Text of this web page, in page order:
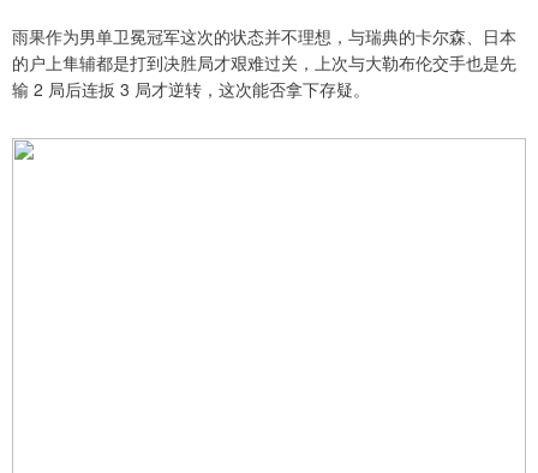
雨果作为男单卫冕冠军这次的状态并不理想，与瑞典的卡尔森、日本
的户上隼辅都是打到决胜局才艰难过关，上次与大勒布伦交手也是先
输 2 局后连扳 3 局才逆转，这次能否拿下存疑。